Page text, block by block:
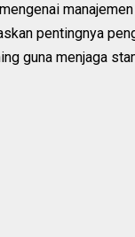
pentingnya
guna menjaga